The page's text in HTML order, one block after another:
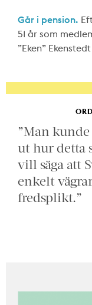
Går i pension.
51 år som
”Eken”
”Man
ut hur detta
vill säga att
enkelt
fredsplikt.”